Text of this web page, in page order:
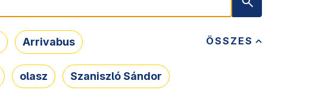
ÖSSZES
Arrivabus
olasz Szaniszló Sándor